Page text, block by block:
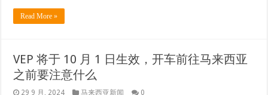
Read More »
VEP 将于 10 月 1 日生效，开车前往马来西亚
之前要注意什么
29 9 月, 2024 马来西亚新闻 0